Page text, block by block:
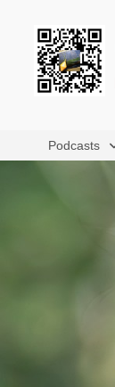
contenu
Podcasts